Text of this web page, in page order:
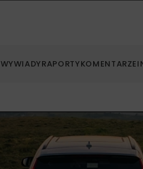
WYWIADYRAPORTYKOMENTARZE